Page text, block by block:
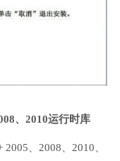
、2010运行时库
、2008、2010、